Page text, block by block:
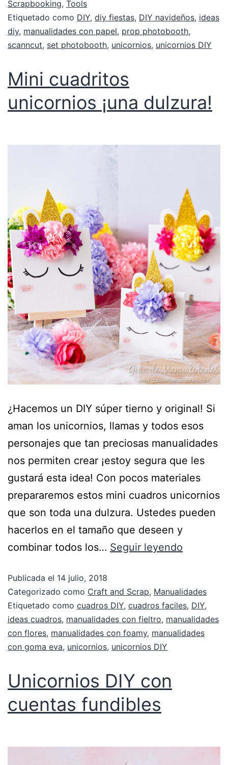
Scrapbooking, Tools
Etiquetado como DIY, diy fiestas, DIY navideños, ideas
diy, manualidades con papel, prop photobooth,
scanncut, set photobooth, unicornios, unicornios DIY
Mini cuadritos
unicornios ¡una dulzura!
¿Hacemos un DIY súper tierno y original! Si
aman los unicornios, llamas y todos esos
personajes que tan preciosas manualidades
nos permiten crear ¡estoy segura que les
gustará esta idea! Con pocos materiales
prepararemos estos mini cuadros unicornios
que son toda una dulzura. Ustedes pueden
hacerlos en el tamaño que deseen y
combinar todos los… Seguir leyendo
Publicada el 14 julio, 2018
Categorizado como Craft and Scrap, Manualidades
Etiquetado como cuadros DIY, cuadros faciles, DIY,
ideas cuadros, manualidades con fieltro, manualidades
con flores, manualidades con foamy, manualidades
con goma eva, unicornios, unicornios DIY
Unicornios DIY con
cuentas fundibles